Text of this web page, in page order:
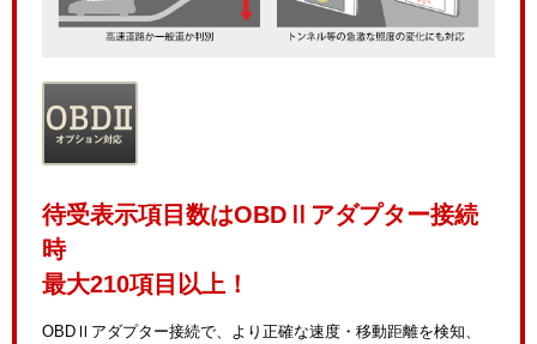
待受表示項目数はOBDⅡアダプター接続
時
最大210項目以上！
OBDⅡアダプター接続で、より正確な速度・移動距離を検知、